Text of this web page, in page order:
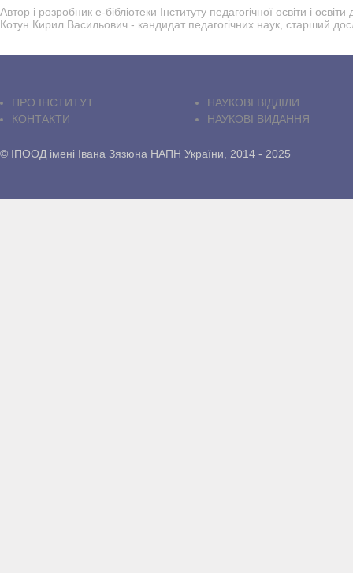
Автор і розробник е-бібліотеки Інституту педагогічної освіти і
Котун Кирил Васильович - кандидат педагогічних наук, старший
ПРО IНСТИТУТ
КОНТАКТИ
НАУКОВІ ВІДДІЛИ
НАУКОВІ ВИДАННЯ
© ІПООД імені Івана Зязюна НАПН України, 2014 - 2025